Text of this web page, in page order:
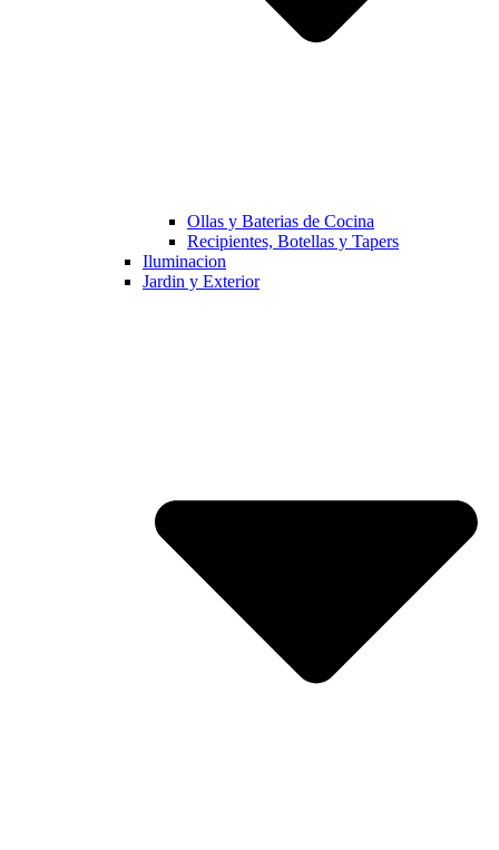
Ollas y Baterias de Cocina
Recipientes, Botellas y Tapers
Iluminacion
Jardin y Exterior